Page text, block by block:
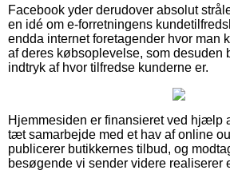
Facebook yder derudover absolut
en idé om e-forretningens
endda internet foretagender hvor man
af deres købsoplevelse, som desuden
indtryk af hvor tilfredse kunderne er.
Hjemmesiden er finansieret ved hjælp
tæt samarbejde med et hav af online
publicerer butikkernes tilbud, og
besøgende vi sender videre realiserer